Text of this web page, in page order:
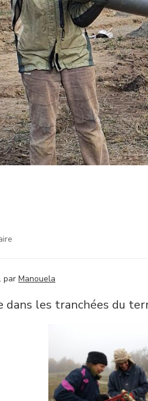
branche!
par Manouela
dans les tranchées du